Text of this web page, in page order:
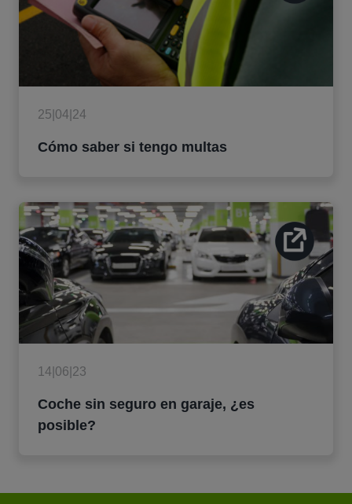
25|04|24
Cómo saber si tengo multas
14|06|23
Coche sin seguro en garaje, ¿es
posible?